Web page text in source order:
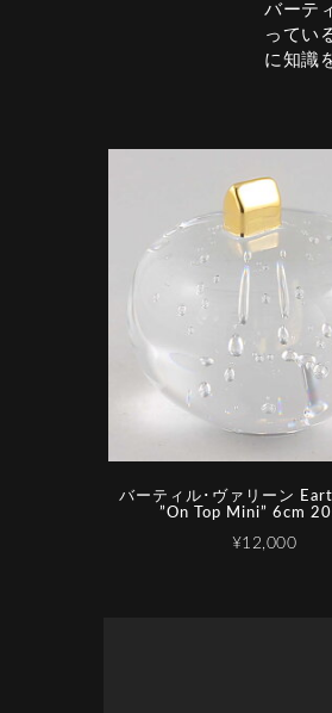
バーテ
ってい
に知識
バーティル･ヴァリーン
”On Top Mini” 6cm
¥12,000